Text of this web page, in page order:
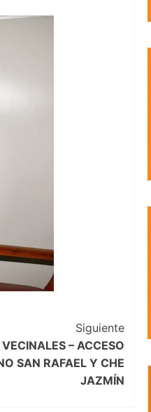
Siguiente
– ACCESO
SAN RAFAEL Y CHE
JAZMÍN